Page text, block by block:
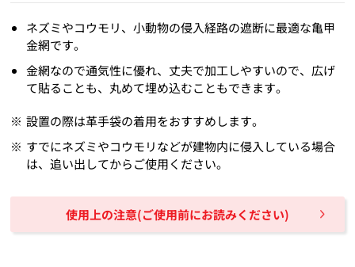
ネズミやコウモリ、小動物の侵入経路の遮断に最適な亀甲
金網です。
金網なので通気性に優れ、丈夫で加工しやすいので、広げ
て貼ることも、丸めて埋め込むこともできます。
設置の際は革手袋の着用をおすすめします。
すでにネズミやコウモリなどが建物内に侵入している場合
は、追い出してからご使用ください。
使用上の注意(ご使用前にお読みください)